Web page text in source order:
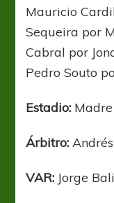
Mauricio
Sequeira por
Cabral por
Pedro Souto
Estadio:
Árbitro:
VAR: Jorge